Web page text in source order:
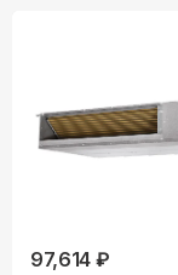
97,614 ₽